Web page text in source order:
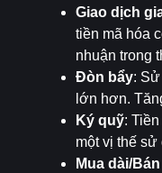
Giao dịch
tiền mã hóa
nhuận trong
Đòn bẩy:
lớn hơn.
Ký quỹ:
một vị thế sử
Mua dài/